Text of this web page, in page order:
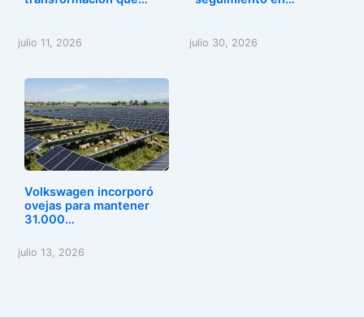
julio 11, 2026 julio 30, 2026
Volkswagen incorporó
ovejas para mantener
31.000…
julio 13, 2026